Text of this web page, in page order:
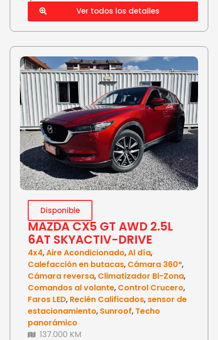
Ver todos los detalles
Disponible
MAZDA CX5 GT AWD 2.5L
6AT SKYACTIV-DRIVE
4x4,Aire Acondicionado,Al día,
Calefacción en butacas, Cámara 360°,
Cámara reversa, Climatizador Bi-Zona,
Comandos al volante, Control Crucero,
Faros LED, Recién Calificados, sensor de
estacionamiento, Sunroof, Techo
panorámico
137.000 KM